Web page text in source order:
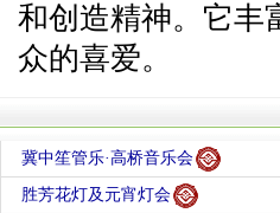
和创造精神。它丰
众的喜爱。
冀中笙管乐·高桥音乐会
胜芳花灯及元宵灯会